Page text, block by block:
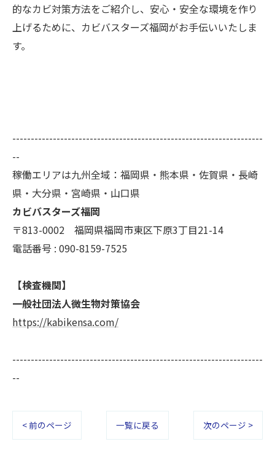
的なカビ対策方法をご紹介し、安心・安全な環境を作り
上げるために、カビバスターズ福岡がお手伝いいたしま
す。
--------------------------------------------------------------------
--
稼働エリアは九州全域：福岡県・熊本県・佐賀県・長崎
県・大分県・宮崎県・山口県
カビバスターズ福岡
〒813-0002 福岡県福岡市東区下原3丁目21-14
電話番号 : 090-8159-7525
【検査機関】
一般社団法人微生物対策協会
https://kabikensa.com/
--------------------------------------------------------------------
--
< 前のページ 一覧に戻る 次のページ >